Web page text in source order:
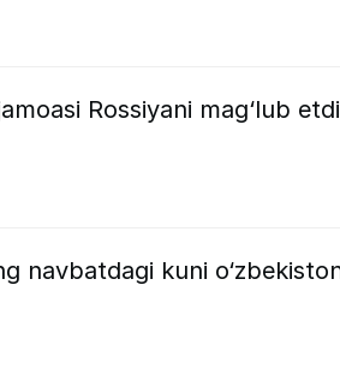
Rossiyani mag‘lub etdi
navbatdagi kuni